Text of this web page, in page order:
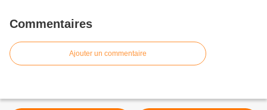
Commentaires
Ajouter un commentaire